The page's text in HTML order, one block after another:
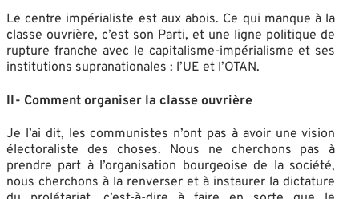
Le centre impérialiste est aux abois. Ce qui manque à la
classe ouvrière, c’est son Parti, et une ligne politique de
rupture franche avec le capitalisme-impérialisme et ses
institutions supranationales : l’UE et l’OTAN.
II- Comment organiser la classe ouvrière
Je l’ai dit, les communistes n’ont pas à avoir une vision
électoraliste des choses. Nous ne cherchons pas à
prendre part à l’organisation bourgeoise de la société,
nous cherchons à la renverser et à instaurer la dictature